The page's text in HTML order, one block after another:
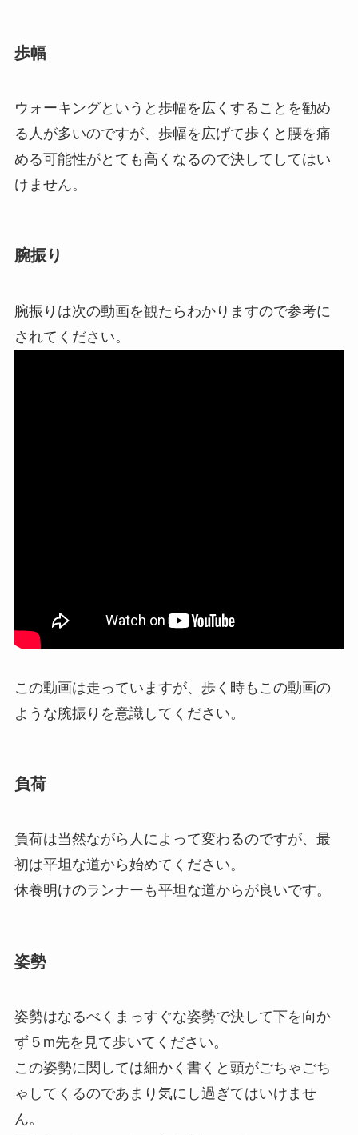
歩幅
ウォーキングというと歩幅を広くすることを勧め
る人が多いのですが、歩幅を広げて歩くと腰を痛
める可能性がとても高くなるので決してしてはい
けません。
腕振り
腕振りは次の動画を観たらわかりますので参考に
されてください。
この動画は走っていますが、歩く時もこの動画の
ような腕振りを意識してください。
負荷
負荷は当然ながら人によって変わるのですが、最
初は平坦な道から始めてください。
休養明けのランナーも平坦な道からが良いです。
姿勢
姿勢はなるべくまっすぐな姿勢で決して下を向か
ず５m先を見て歩いてください。
この姿勢に関しては細かく書くと頭がごちゃごち
ゃしてくるのであまり気にし過ぎてはいけませ
ん。